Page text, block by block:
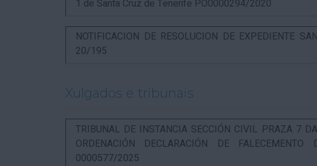
1 de Santa Cruz de Tenerife PO0000294/2020
NOTIFICACION DE RESOLUCION DE EXPEDIENTE
20/195
Xulgados e tribunais
TRIBUNAL DE INSTANCIA SECCIÓN CIVIL PRAZA 7
ORDENACIÓN DECLARACIÓN DE
0000577/2025